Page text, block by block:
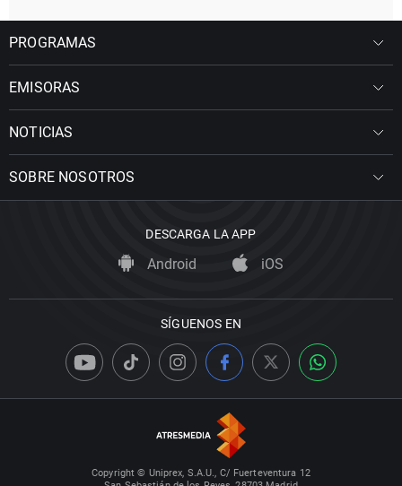
PROGRAMAS
EMISORAS
NOTICIAS
SOBRE NOSOTROS
DESCARGA LA APP
Android iOS
SÍGUENOS EN
Copyright © Uniprex, S.A.U., C/ Fuerteventura 12